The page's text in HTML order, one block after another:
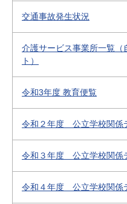
交通事故発生状況
介護サービス事業所一覧（
ト）
令和3年度 教育便覧
令和２年度 公立学校関係
令和３年度 公立学校関係
令和４年度 公立学校関係